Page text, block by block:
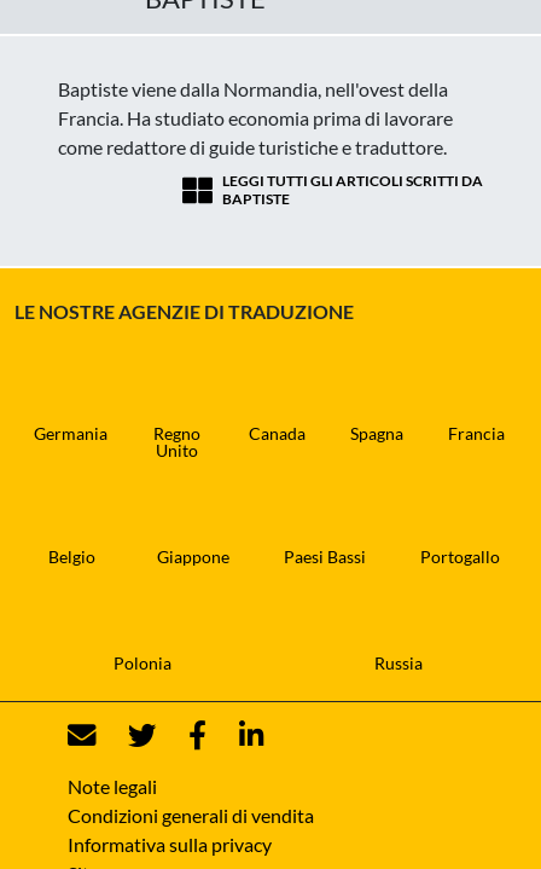
Baptiste viene dalla Normandia, nell'ovest della
Francia. Ha studiato economia prima di lavorare
come redattore di guide turistiche e traduttore.
LEGGI TUTTI GLI ARTICOLI SCRITTI DA
BAPTISTE
LE NOSTRE AGENZIE DI TRADUZIONE
Germania
Regno
Unito
Canada Spagna Francia
Belgio Giappone Paesi Bassi Portogallo
Polonia Russia
Note legali
Condizioni generali di vendita
Informativa sulla privacy